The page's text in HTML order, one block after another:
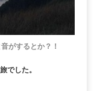
がするとか？！
でした。